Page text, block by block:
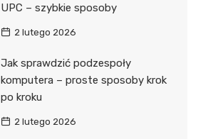
UPC – szybkie sposoby
2 lutego 2026
Jak sprawdzić podzespoły
komputera – proste sposoby krok
po kroku
2 lutego 2026